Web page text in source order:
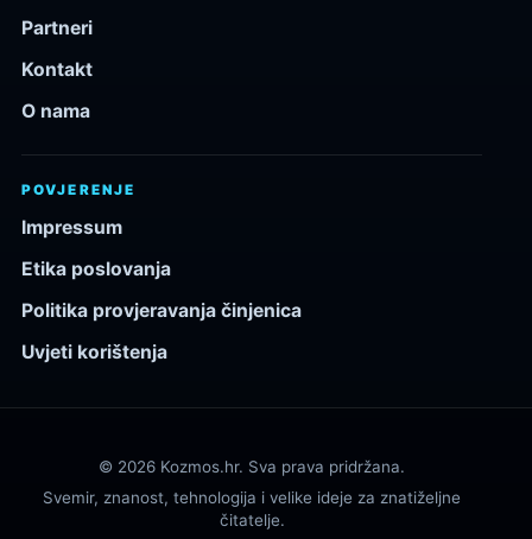
Partneri
Kontakt
O nama
POVJERENJE
Impressum
Etika poslovanja
Politika provjeravanja činjenica
Uvjeti korištenja
© 2026 Kozmos.hr. Sva prava pridržana.
Svemir, znanost, tehnologija i velike ideje za znatiželjne
čitatelje.